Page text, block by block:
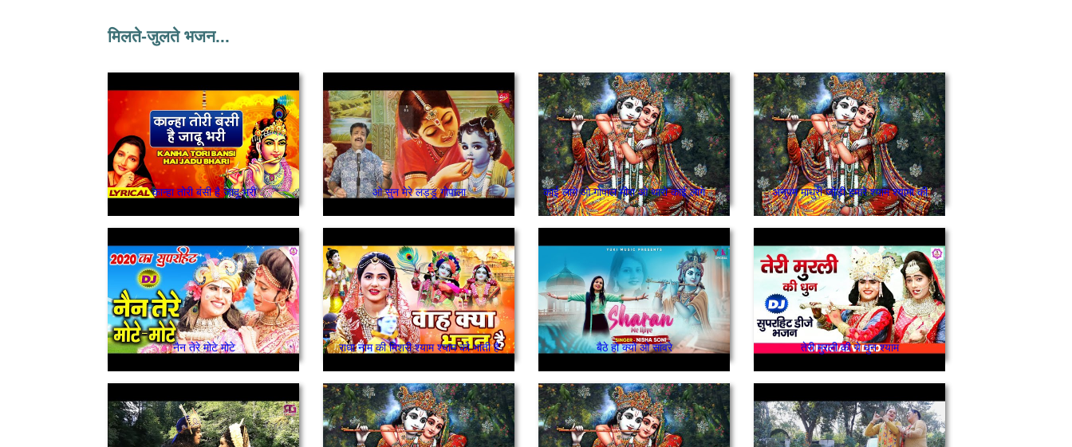
मिलते-जुलते भजन...
कान्हा तोरी बंसी है जादू भरी ओ सुन मेरे लड्डू गोपाला काई लागे ओ गोपाल मीरा ओ थारो काई लागे गोपाल अनुपम माधुरी जोड़ी हमारे श्याम श्यामा की
नैन तेरे मोटे मोटे राधा नाम की मिशरी श्याम श्याम को भाती है बैठे हो क्यों ओ सांवरे तेरी मुरली की ये धुन श्याम